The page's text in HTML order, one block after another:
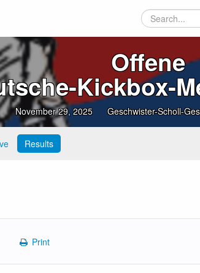
Offene
November 29, 2025 Geschwister-Scholl-
Results
Print